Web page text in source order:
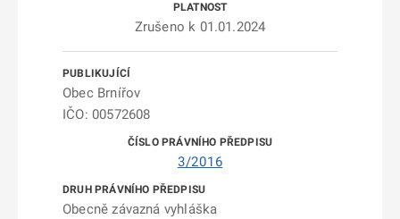
Zrušeno k 01.01.2024
Obec Brnířov
IČO: 00572608
3/2016
Obecně závazná vyhláška